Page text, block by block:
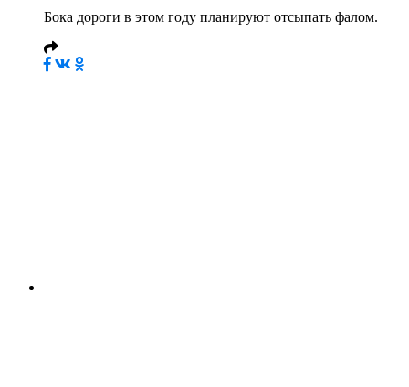
Бока дороги в этом году планируют отсыпать фалом.